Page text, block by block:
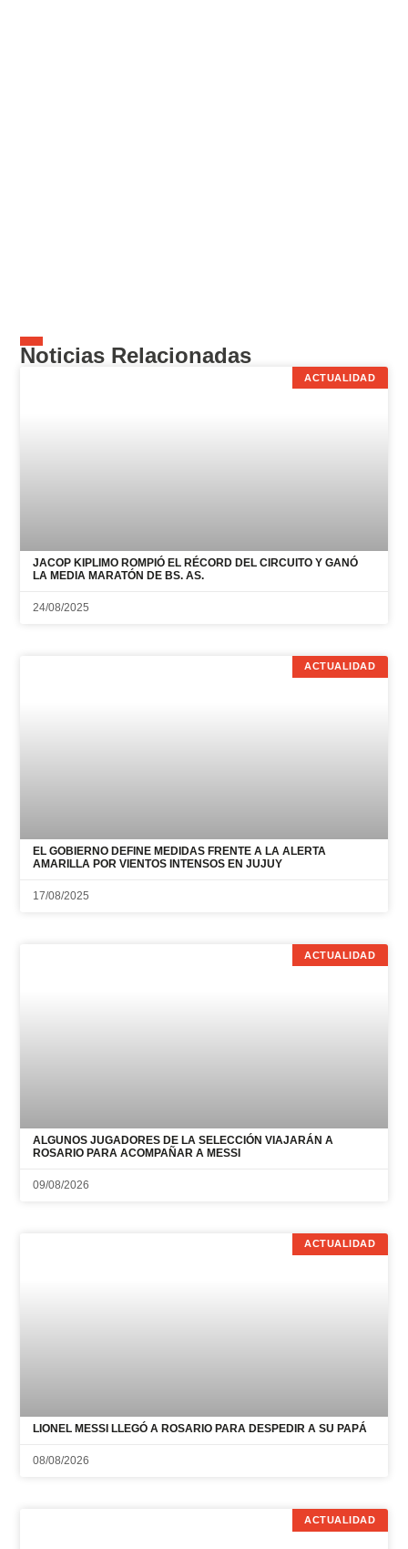
Noticias Relacionadas
ACTUALIDAD
JACOP KIPLIMO ROMPIÓ EL RÉCORD DEL CIRCUITO Y GANÓ
LA MEDIA MARATÓN DE BS. AS.
24/08/2025
ACTUALIDAD
EL GOBIERNO DEFINE MEDIDAS FRENTE A LA ALERTA
AMARILLA POR VIENTOS INTENSOS EN JUJUY
17/08/2025
ACTUALIDAD
ALGUNOS JUGADORES DE LA SELECCIÓN VIAJARÁN A
ROSARIO PARA ACOMPAÑAR A MESSI
09/08/2026
ACTUALIDAD
LIONEL MESSI LLEGÓ A ROSARIO PARA DESPEDIR A SU PAPÁ
08/08/2026
ACTUALIDAD